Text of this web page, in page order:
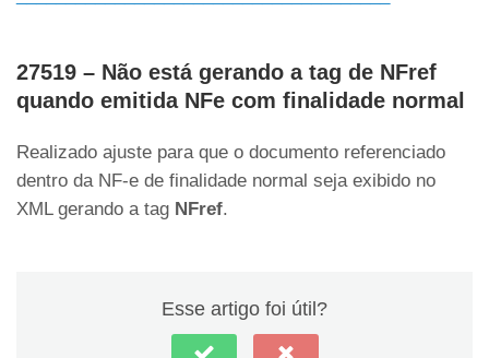
27519 – Não está gerando a tag de NFref
quando emitida NFe com finalidade normal
Realizado ajuste para que o documento referenciado
dentro da NF-e de finalidade normal seja exibido no
XML gerando a tag NFref.
Esse artigo foi útil?